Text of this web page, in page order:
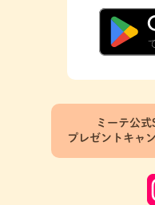
ミーテ公式
プレゼントキャ